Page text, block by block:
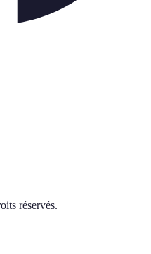
réservés.